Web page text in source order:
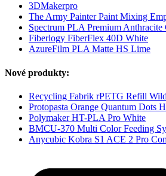
3DMakerpro
The Army Painter Paint Mixing
Spectrum PLA Premium Anthracite
Fiberlogy FiberFlex 40D White
AzureFilm PLA Matte HS Lime
Nové produkty:
Recycling Fabrik rPETG Refill
Protopasta Orange Quantum Dots
Polymaker HT-PLA Pro White
BMCU-370 Multi Color Feeding
Anycubic Kobra S1 ACE 2 Pro